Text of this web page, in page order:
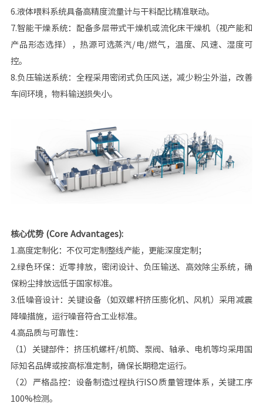
6.液体喂料系统具备高精度流量计与干料配比精准联动。
7.智能干燥系统：配备多层带式干燥机或流化床干燥机（视产能和
产品形态选择），热源可选蒸汽/电/燃气，温度、风速、湿度可
控。
8.负压输送系统：全程采用密闭式负压风送，减少粉尘外溢，改善
车间环境，物料输送损失小。
核心优势 (Core Advantages):
1.高度定制化：不仅可定制整线产能，更能深度定制；
2.绿色环保：近零排放，密闭设计、负压输送、高效除尘系统，确
保粉尘排放远低于国家标准。
3.低噪音设计：关键设备（如双螺杆挤压膨化机、风机）采用减震
降噪措施，运行噪音符合工业标准。
4.高品质与可靠性：
（1）关键部件：挤压机螺杆/机筒、泵阀、轴承、电机等均采用国
际知名品牌或按高标准定制，确保长期稳定运行。
（2）严格品控：设备制造过程执行ISO质量管理体系，关键工序
100%检测。